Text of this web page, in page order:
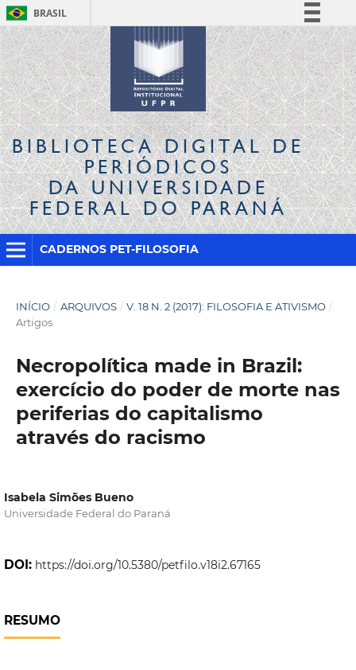
BRASIL
Simplifique!
Comunica BR
Participe
Acesso à informação
Legislação
Canais
BIBLIOTECA DIGITALDE
PERIÓDICOS
DA UNIVERSIDADE
FEDERAL DO PARANÁ
CADERNOS PET-FILOSOFIA
INÍCIO / ARQUIVOS / V. 18 N. 2 (2017): FILOSOFIA E ATIVISMO /
Artigos
Necropolítica made in Brazil:
exercício do poder de morte nas
periferias do capitalismo
através do racismo
Isabela Simões Bueno
Universidade Federal do Paraná
DOI: https://doi.org/10.5380/petfilo.v18i2.67165
RESUMO